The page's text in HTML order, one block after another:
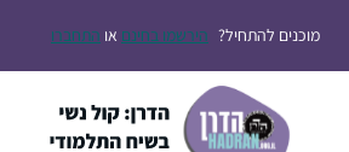
לתוכןמוכנים להתחיל? הירשמו בחינם או התחברו